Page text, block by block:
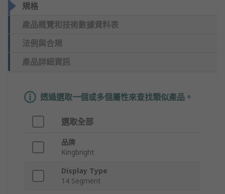
規格
產品概覽和技術數據資料表
法例與合規
產品詳細資訊
透過選取一個或多個屬性來查找類似產品。
選取全部
品牌
Kingbright
Display Type
14 Segment